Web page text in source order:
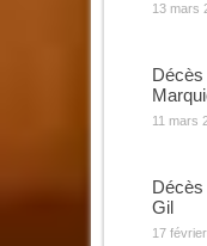
13 mars
11 mars
Gil
17